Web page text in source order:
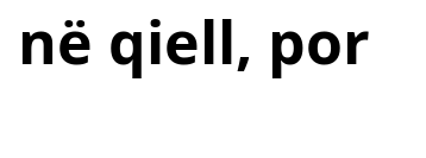
qiell, por